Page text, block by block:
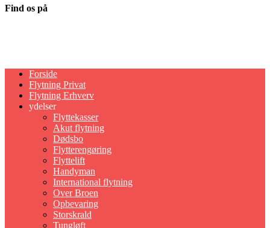
Find os på
Forside
Flytning Privat
Flytning Erhverv
ydelser
Flyttekasser
Akut flytning
Dødsbo
Flytterengøring
Flyttelift
Handyman
International flytning
Over Broen
Opbevaring
Storskrald
Tungløft